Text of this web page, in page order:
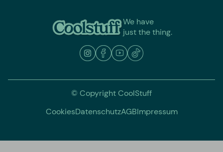
We have
just the thing.
© Copyright CoolStuff
CookiesDatenschutzAGBImpressum